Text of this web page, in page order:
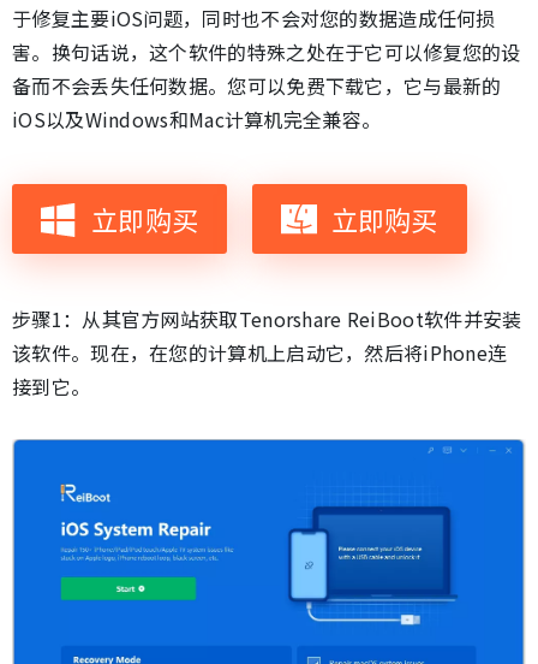
于修复主要iOS问题，同时也不会对您的数据造成任何损
害。换句话说，这个软件的特殊之处在于它可以修复您的设
备而不会丢失任何数据。您可以免费下载它，它与最新的
iOS以及Windows和Mac计算机完全兼容。
立即购买 立即购买
步骤1：从其官方网站获取Tenorshare ReiBoot软件并安装
该软件。现在，在您的计算机上启动它，然后将iPhone连
接到它。